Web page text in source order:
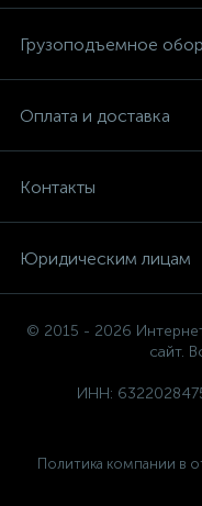
Грузоподъемное
Оплата и доставка
Контакты
Юридическим лицам
© 2015 - 2026
сайт.
ИНН:
Политика компании в